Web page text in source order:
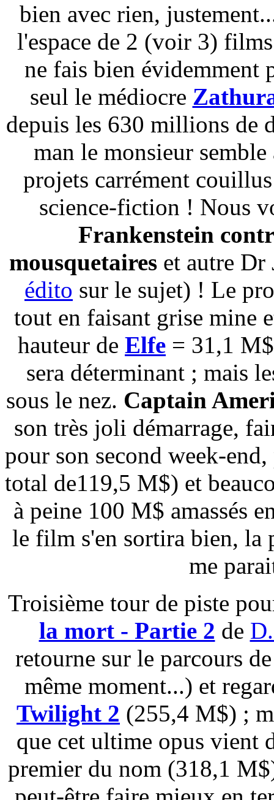
bien avec rien,
l'espace de 2 (voir 3)
ne fais bien évidemment
seul le médiocre
depuis les 630 millions de
man le monsieur
projets carrément
science-fiction ! Nous
Frankenstein
mousquetaires et autre
édito sur le sujet) ! Le
tout en faisant grise mine
hauteur de Elfe = 31,1
sera déterminant ; mais
sous le nez. Captain
son très joli démarrage,
pour son second week-
total de119,5 M$) et
à peine 100 M$ amassés
le film s'en sortira bien, la
me
Troisième tour de piste
la mort - Partie 2 de
retourne sur le parcours
même moment...) et
Twilight 2 (255,4 M$) ;
que cet ultime opus vient
premier du nom (318,1